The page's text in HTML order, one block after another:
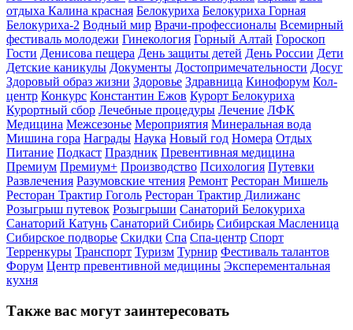
отдыха Калина красная Белокуриха Белокуриха Горная
Белокуриха-2 Водный мир Врачи-профессионалы Всемирный
фестиваль молодежи Гинекология Горный Алтай Гороскоп
Гости Денисова пещера День защиты детей День России Дети
Детские каникулы Документы Достопримечательности Досуг
Здоровый образ жизни Здоровье Здравница Кинофорум Кол-
центр Конкурс Константин Ежов Курорт Белокуриха
Курортный сбор Лечебные процедуры Лечение ЛФК
Медицина Межсезонье Мероприятия Минеральная вода
Мишина гора Награды Наука Новый год Номера Отдых
Питание Подкаст Праздник Превентивная медицина
Премиум Премиум+ Производство Психология Путевки
Развлечения Разумовские чтения Ремонт Ресторан Мишель
Ресторан Трактир Гоголь Ресторан Трактир Дилижанс
Розыгрыш путевок Розыгрыши Санаторий Белокуриха
Санаторий Катунь Санаторий Сибирь Сибирская Масленица
Сибирское подворье Скидки Спа Спа-центр Спорт
Терренкуры Транспорт Туризм Турнир Фестиваль талантов
Форум Центр превентивной медицины Эксперементальная
кухня
Также вас могут заинтересовать